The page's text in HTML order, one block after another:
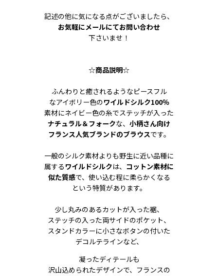
記述の他に気になる点がございましたら、
お気軽にメールにてお問い合わせ
下さいませ！
☆商品説明☆
ふんわりと癒されるようなピースフル
なアイボリー色のワイルドシルク100％
素材にネイビー色の糸でステッチが入った
ナチュラル＆フォークな、 小柄さん向け
フランス人気ブランドのブラウスです。
一般のシルク素材よりも野生に近い品種に
属する ワイルドシルクは、 コットン素材に
似た質感で、使い込む程に柔らかくなる
という特質があります。
少し丸みのあるカットが入った裾、
ステッチの入った両サイドのポケット、
スタンドカラーに小さなボタンの付いた
デコルテラインなど、
凝ったディテールも
沢山込められたデザインで、フランスの